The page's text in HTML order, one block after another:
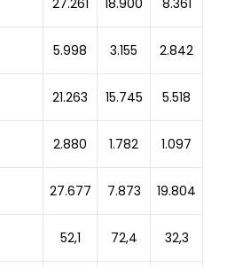
27.261 18.900 8.361
5.998 3.155 2.842
21.263 15.745 5.518
2.880 1.782 1.097
27.677 7.873 19.804
52,1 72,4 32,3